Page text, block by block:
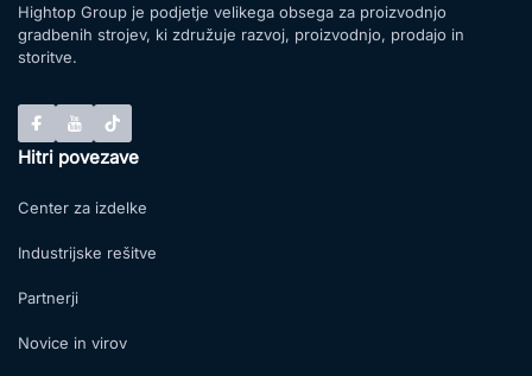
Hightop Group je podjetje velikega obsega za proizvodnjo
gradbenih strojev, ki združuje razvoj, proizvodnjo, prodajo in
storitve.
Hitri povezave
Center za izdelke
Industrijske rešitve
Partnerji
Novice in virov